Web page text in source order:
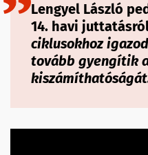
Lengyel László
14. havi
ciklusokhoz
tovább gyengítik